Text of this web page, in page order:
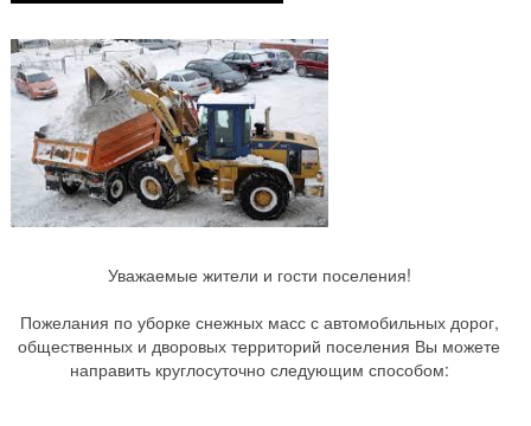
Уважаемые жители и гости поселения!
Пожелания по уборке снежных масс с автомобильных дорог,
общественных и дворовых территорий поселения Вы можете
направить круглосуточно следующим способом: